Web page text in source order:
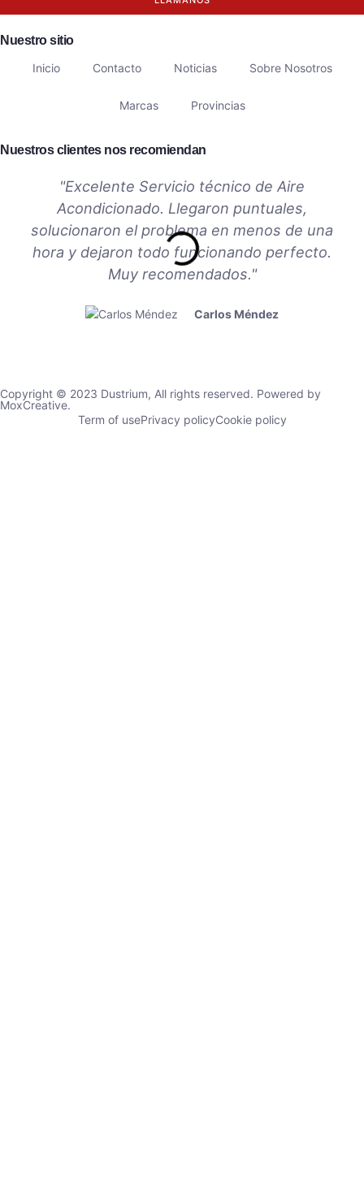
Nuestro sitio
Inicio
Contacto Noticias Sobre Nosotros
Marcas Provincias
Nuestros clientes nos recomiendan
"Excelente Servicio técnico de Aire
Acondicionado. Llegaron puntuales,
solucionaron el problema en menos de una
hora y dejaron todo funcionando perfecto.
Muy recomendados."
Carlos Méndez
Copyright © 2023 Dustrium, All rights reserved. Powered by
MoxCreative.
Term of usePrivacy policyCookie policy